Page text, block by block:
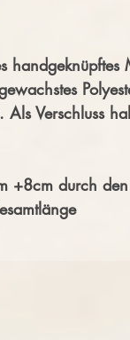
handgeknüpftes
Als Verschluss
+8cm durch den